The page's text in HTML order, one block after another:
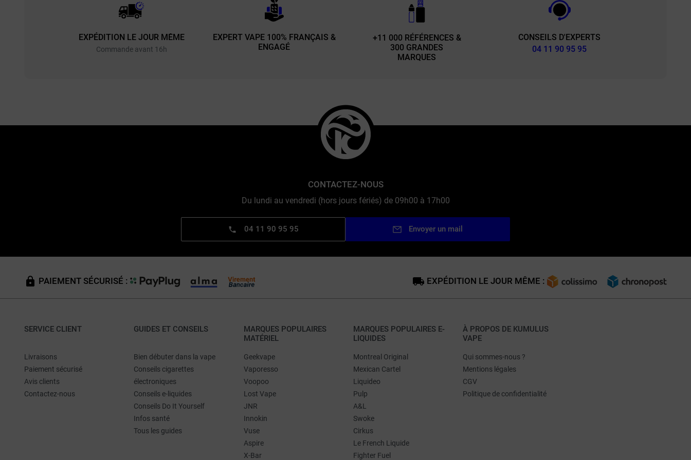
EXPÉDITION LE JOUR MÊME
Commande avant 16h
EXPERT VAPE 100% FRANÇAIS &
ENGAGÉ
+11 000 RÉFÉRENCES &
300 GRANDES
MARQUES
CONSEILS D'EXPERTS
04 11 90 95 95
CONTACTEZ-NOUS
Du lundi au vendredi (hors jours fériés) de 09h00 à 17h00
04 11 90 95 95 Envoyer un mail
PAIEMENT SÉCURISÉ : EXPÉDITION LE JOUR MÊME :
SERVICE CLIENT
Livraisons
Paiement sécurisé
Avis clients
Contactez-nous
GUIDES ET CONSEILS
Bien débuter dans la vape
Conseils cigarettes
électroniques
Conseils e-liquides
Conseils Do It Yourself
Infos santé
Tous les guides
MARQUES POPULAIRES
MATÉRIEL
Geekvape
Vaporesso
Voopoo
Lost Vape
JNR
Innokin
Vuse
Aspire
X-Bar
MARQUES POPULAIRES E-
LIQUIDES
Montreal Original
Mexican Cartel
Liquideo
Pulp
A&L
Swoke
Cirkus
Le French Liquide
Fighter Fuel
À PROPOS DE KUMULUS
VAPE
Qui sommes-nous ?
Mentions légales
CGV
Politique de confidentialité